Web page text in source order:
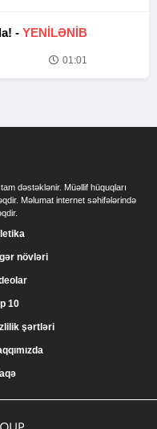
- YENİLƏNİB
01:01
dəstəklənir. Müəllif hüquqları
Məlumat internet səhifələrində
növləri
10
şərtləri